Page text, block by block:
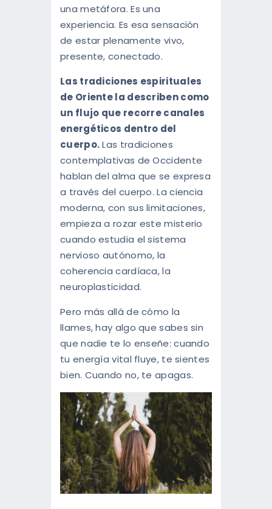
una metáfora. Es una
experiencia. Es esa sensación
de estar plenamente vivo,
presente, conectado.
Las tradiciones espirituales
de Oriente la describen como
un flujo que recorre canales
energéticos dentro del
cuerpo.Las tradiciones
contemplativas de Occidente
hablan del alma que se expresa
a través del cuerpo. La ciencia
moderna, con sus limitaciones,
empieza a rozar este misterio
cuando estudia el sistema
nervioso autónomo, la
coherencia cardíaca, la
neuroplasticidad.
Pero más allá de cómo la
llames, hay algo que sabes sin
que nadie te lo enseñe: cuando
tu energía vital fluye, te sientes
bien. Cuando no, te apagas.